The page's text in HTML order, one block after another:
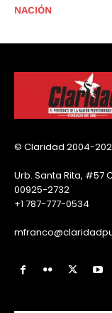
NACIÓN
© Claridad 2004-
Urb. Santa Rita, #57
00925-2732
+1 787-777-0534